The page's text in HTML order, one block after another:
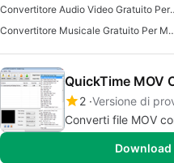
Convertitore
Convertitore
QuickTime MOV
2 Versione di
Converti file MOV